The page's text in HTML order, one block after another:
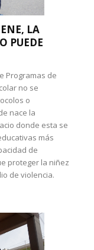
LA
PUEDE
Programas de
no se
o
nace la
donde esta se
más
de
proteger la niñez
de violencia.